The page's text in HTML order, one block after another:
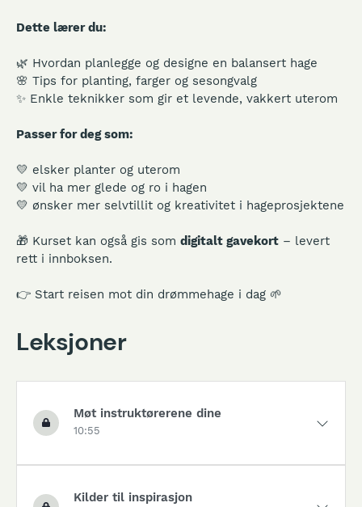
Dette lærer du:
🌿 Hvordan planlegge og designe en balansert hage
🌸 Tips for planting, farger og sesongvalg
✨ Enkle teknikker som gir et levende, vakkert uterom
Passer for deg som:
💛 elsker planter og uterom
💛 vil ha mer glede og ro i hagen
💛 ønsker mer selvtillit og kreativitet i hageprosjektene
🎁 Kurset kan også gis som digitalt gavekort – levert
rett i innboksen.
👉 Start reisen mot din drømmehage i dag 🌱
Leksjoner
Møt instruktørerene dine
10:55
Kilder til inspirasjon